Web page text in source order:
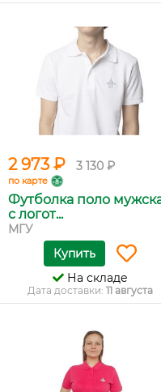
2 973 ₽ 3 130 ₽
по карте
Футболка поло
с логот...
МГУ
Купить
На складе
Дата доставки: 11 августа